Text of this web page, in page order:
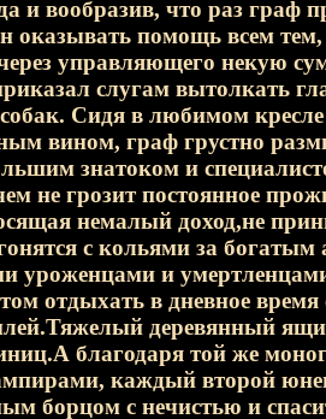
и вообразив, что раз граф
оказывать помощь всем
управляющего некую
слугам вытолкать
собак. Сидя в любимом
вином, граф грустно
знатоком и
не грозит постоянное
немалый доход,не
с кольями за
уроженцами и
отдыхать в дневное
деревянный
благодаря той же
каждый второй
борцом с нечистью и